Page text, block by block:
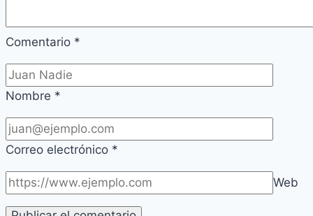
Comentario *
Nombre *
Correo electrónico *
Web